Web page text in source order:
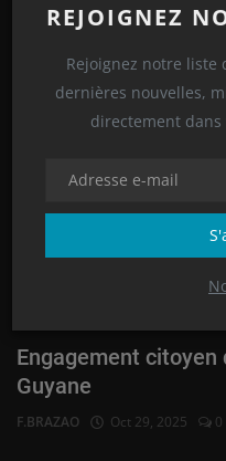
REJOIGNEZ
Rejoignez notre liste
dernières nouvelles,
directement
Pédagogique
Engagement citoyen
Guyane
F.BRAZAO Oct 29, 2025 0